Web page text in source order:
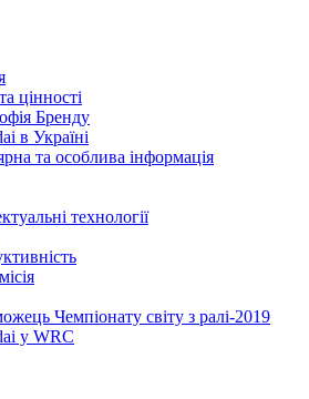
цінності
Бренду
в Україні
та особлива інформація
технології
Чемпіонату світу з ралі-2019
у WRC